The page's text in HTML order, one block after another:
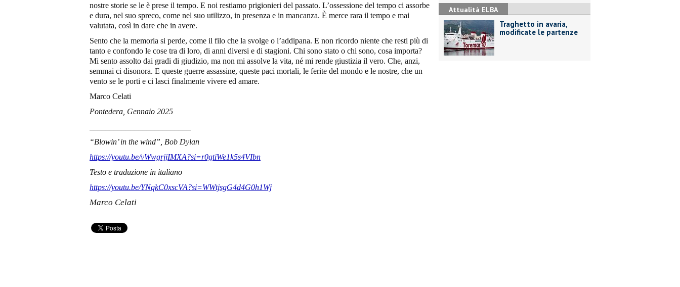
nostre storie se le è prese il tempo. E noi restiamo prigionieri del passato. L’ossessione del tempo ci assorbe
e dura, nel suo spreco, come nel suo utilizzo, in presenza e in mancanza. È merce rara il tempo e mai
valutata, così in dare che in avere.
Sento che la memoria si perde, come il filo che la svolge o l’addipana. E non ricordo niente che resti più di
tanto e confondo le cose tra di loro, di anni diversi e di stagioni. Chi sono stato o chi sono, cosa importa?
Mi sento assolto dai gradi di giudizio, ma non mi assolve la vita, né mi rende giustizia il vero. Che, anzi,
semmai ci disonora. E queste guerre assassine, queste paci mortali, le ferite del mondo e le nostre, che un
vento se le porti e ci lasci finalmente vivere ed amare.
Marco Celati
Pontedera, Gennaio 2025
“Blowin’ in the wind”, Bob Dylan
https://youtu.be/vWwgrjjIMXA?si=r0gtiWe1k5s4VIbn
Testo e traduzione in italiano
https://youtu.be/YNqkC0xscVA?si=WWtjsgG4d4G0h1Wj
Marco Celati
Attualità ELBA
Traghetto in avaria,
modificate le partenze